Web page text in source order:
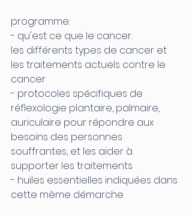
programme:
- qu'est ce que le cancer.
les différents types de cancer et
les traitements actuels contre le
cancer
- protocoles spécifiques de
réflexologie plantaire, palmaire,
auriculaire pour répondre aux
besoins des personnes
souffrantes, et les aider à
supporter les traitements
- huiles essentielles indiquées dans
cette même démarche